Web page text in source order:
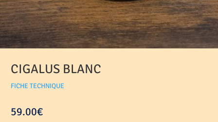
CIGALUS BLANC
FICHE TECHNIQUE
59.00€